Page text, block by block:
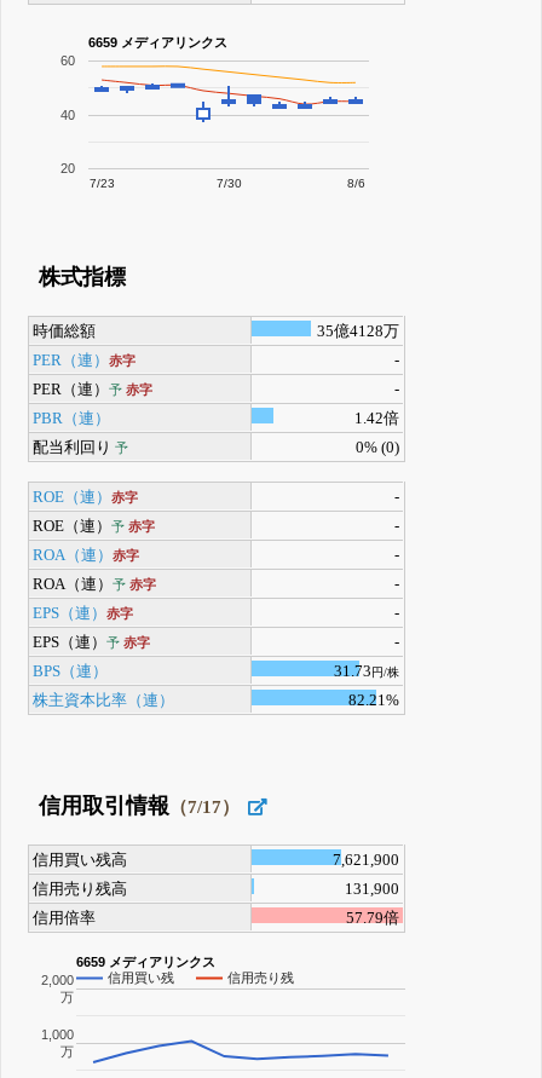
6659 メディアリンクス
7/23 7/30 8/6
20
40
60
株式指標
時価総額
35億4128万
PER（連）赤字
-
PER（連）予 赤字
-
PBR（連）
1.42倍
配当利回り 予 0% (0)
ROE（連）赤字
-
ROE（連）予 赤字
-
ROA（連）赤字
-
ROA（連）予 赤字
-
EPS（連）赤字
-
EPS（連）予 赤字
-
BPS（連）
31.73円/株
株主資本比率（連） 82.21%
信用取引情報 （7/17）
信用買い残高
7,621,900
信用売り残高
131,900
信用倍率
57.79倍
6659 メディアリンクス
信用買い残
信用売り残
1,000
万
2,000
万